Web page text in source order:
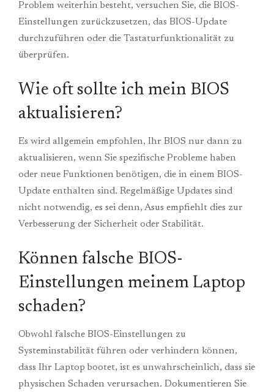
Problem weiterhin besteht, versuchen Sie, die BIOS-
Einstellungen zurückzusetzen, das BIOS-Update
durchzuführen oder die Tastaturfunktionalität zu
überprüfen.
Wie oft sollte ich mein BIOS
aktualisieren?
Es wird allgemein empfohlen, Ihr BIOS nur dann zu
aktualisieren, wenn Sie spezifische Probleme haben
oder neue Funktionen benötigen, die in einem BIOS-
Update enthalten sind. Regelmäßige Updates sind
nicht notwendig, es sei denn, Asus empfiehlt dies zur
Verbesserung der Sicherheit oder Stabilität.
Können falsche BIOS-
Einstellungen meinem Laptop
schaden?
Obwohl falsche BIOS-Einstellungen zu
Systeminstabilität führen oder verhindern können,
dass Ihr Laptop bootet, ist es unwahrscheinlich, dass sie
physischen Schaden verursachen. Dokumentieren Sie